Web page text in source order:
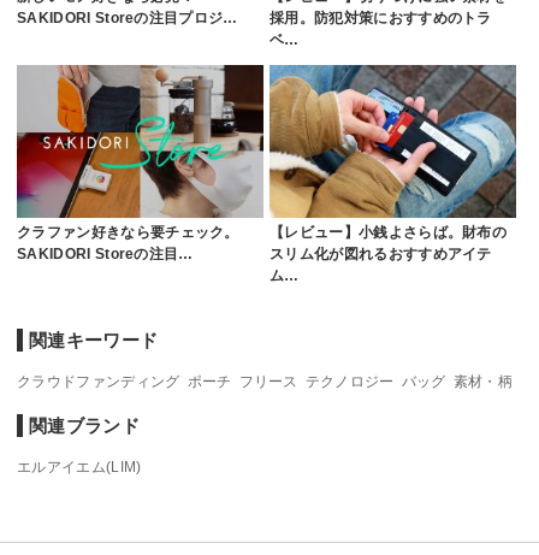
SAKIDORI Storeの注目プロジ…
採用。防犯対策におすすめのトラ
ベ…
クラファン好きなら要チェック。
SAKIDORI Storeの注目…
【レビュー】小銭よさらば。財布の
スリム化が図れるおすすめアイテ
ム…
関連キーワード
クラウドファンディング ポーチ フリース テクノロジー バッグ 素材・柄
関連ブランド
エルアイエム(LIM)